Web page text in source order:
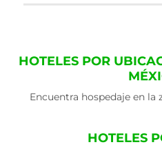
HOTELES POR
Encuentra hospedaje en la
HOTELES